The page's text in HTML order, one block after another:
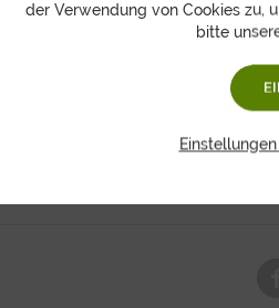
1x Apfel, 1x Birne, 2x Kiwi, 2x
der Verwendung von Cookies zu,
bitte